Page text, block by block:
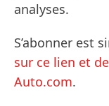
analyses.
S’abonner est
sur ce lien et
Auto.com.